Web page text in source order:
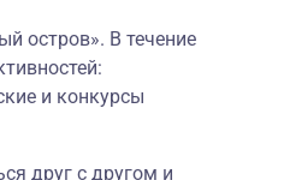
остров». В течение
и конкурсы
друг с другом и